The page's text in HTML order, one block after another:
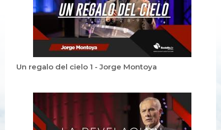
Un regalo del cielo 1 - Jorge Montoya